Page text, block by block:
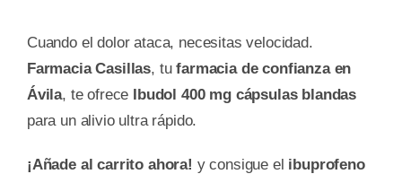
Cuando el dolor ataca, necesitas velocidad.
Farmacia Casillas, tufarmacia de confianza en
Ávila, te ofrece Ibudol 400 mg cápsulas blandas
para un alivio ultra rápido.
¡Añade al carrito ahora! y consigue el ibuprofeno